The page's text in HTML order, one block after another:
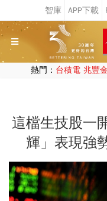
熱門： 台積電 兆豐
這檔生技股一
輝」表現強